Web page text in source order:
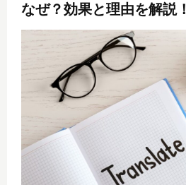
なぜ？効果と理由を解説！